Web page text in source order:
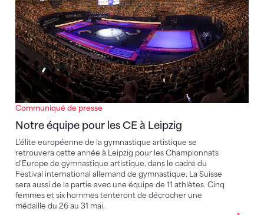
Communiqué de presse
Notre équipe pour les CE à Leipzig
L'élite européenne de la gymnastique artistique se
retrouvera cette année à Leipzig pour les Championnats
d'Europe de gymnastique artistique, dans le cadre du
Festival international allemand de gymnastique. La Suisse
sera aussi de la partie avec une équipe de 11 athlètes. Cinq
femmes et six hommes tenteront de décrocher une
médaille du 26 au 31 mai.